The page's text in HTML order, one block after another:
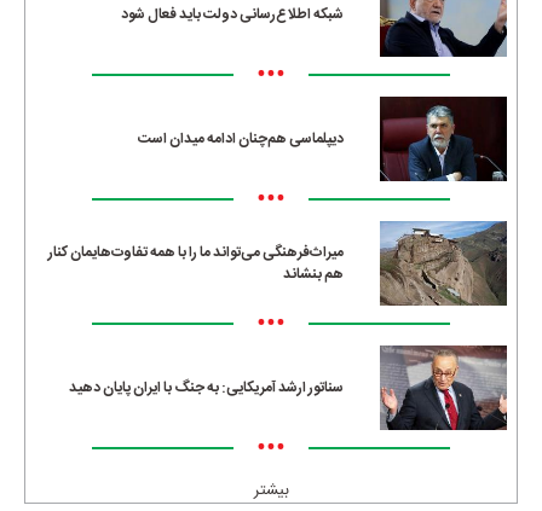
شبکه اطلاع‌رسانی دولت باید فعال شود
•••
دیپلماسی هم‌چنان ادامه میدان است
•••
میراث‌فرهنگی می‌تواند ما را با همه تفاوت‌هایمان کنار
هم بنشاند
•••
سناتور ارشد آمریکایی: به جنگ با ایران پایان دهید
•••
بیشتر